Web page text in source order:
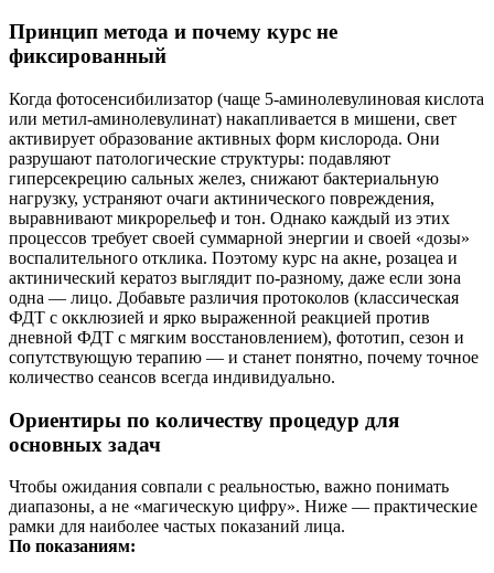
Принцип метода и почему курс не
фиксированный
Когда фотосенсибилизатор (чаще 5‑аминолевулиновая кислота
или метил‑аминолевулинат) накапливается в мишени, свет
активирует образование активных форм кислорода. Они
разрушают патологические структуры: подавляют
гиперсекрецию сальных желез, снижают бактериальную
нагрузку, устраняют очаги актинического повреждения,
выравнивают микрорельеф и тон. Однако каждый из этих
процессов требует своей суммарной энергии и своей «дозы»
воспалительного отклика. Поэтому курс на акне, розацеа и
актинический кератоз выглядит по‑разному, даже если зона
одна — лицо. Добавьте различия протоколов (классическая
ФДТ с окклюзией и ярко выраженной реакцией против
дневной ФДТ с мягким восстановлением), фототип, сезон и
сопутствующую терапию — и станет понятно, почему точное
количество сеансов всегда индивидуально.
Ориентиры по количеству процедур для
основных задач
Чтобы ожидания совпали с реальностью, важно понимать
диапазоны, а не «магическую цифру». Ниже — практические
рамки для наиболее частых показаний лица.
По показаниям: